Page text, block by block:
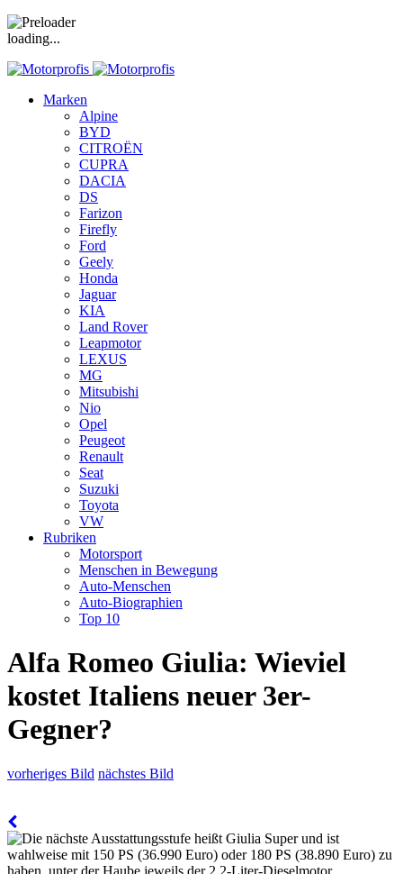
loading...
Marken
Alpine
BYD
CITROËN
CUPRA
DACIA
DS
Farizon
Firefly
Ford
Geely
Honda
Jaguar
KIA
Land Rover
Leapmotor
LEXUS
MG
Mitsubishi
Nio
Opel
Peugeot
Renault
Seat
Suzuki
Toyota
VW
Rubriken
Motorsport
Menschen in Bewegung
Auto-Menschen
Auto-Biographien
Top 10
Alfa Romeo Giulia: Wieviel
kostet Italiens neuer 3er-
Gegner?
vorheriges Bild nächstes Bild